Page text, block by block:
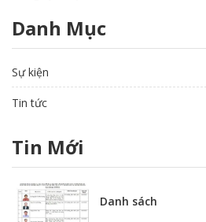
Danh Mục
Sự kiện
Tin tức
Tin Mới
Danh sách